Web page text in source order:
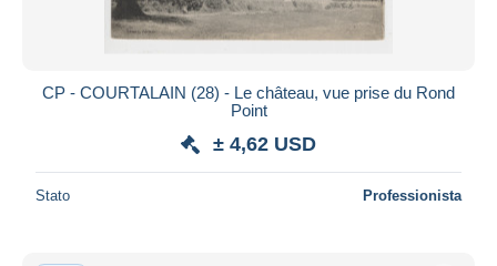
CP - COURTALAIN (28) - Le château, vue prise du Rond
Point
± 4,62 USD
Stato Professionista